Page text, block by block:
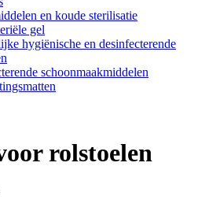
en koude sterilisatie
gel
hygiënische en desinfecterende
schoonmaakmiddelen
rolstoelen